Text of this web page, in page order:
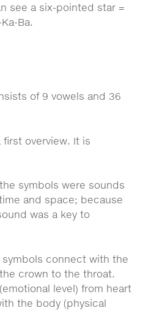
see a six-pointed star =
Ba.
of 9 vowels and 36
overview. It is
symbols were sounds
and space; because
was a key to
connect with the
crown to the throat.
level) from heart
the body (physical